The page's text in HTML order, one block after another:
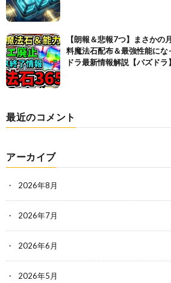
【朗報＆悲報7つ】まさかの
料魔法石配布＆最強性能に
ドラ最新情報解説【パズドラ】
最近のコメント
アーカイブ
2026年8月
2026年7月
2026年6月
2026年5月